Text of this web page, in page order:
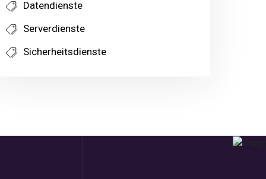
Datendienste
Serverdienste
Sicherheitsdienste